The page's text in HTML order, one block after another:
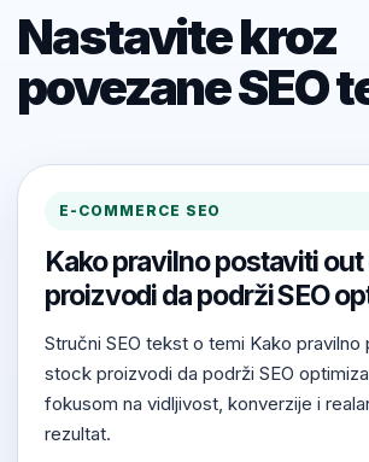
Nastavite kroz
povezane SEO
E-COMMERCE SEO
Kako pravilno postaviti
proizvodi da podrži SEO
Stručni SEO tekst o temi Kako
stock proizvodi da podrži SEO
fokusom na vidljivost, konverzije i
rezultat.